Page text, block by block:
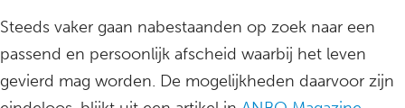
Steeds vaker gaan nabestaanden op zoek naar een
passend en persoonlijk afscheid waarbij het leven
gevierd mag worden. De mogelijkheden daarvoor zijn